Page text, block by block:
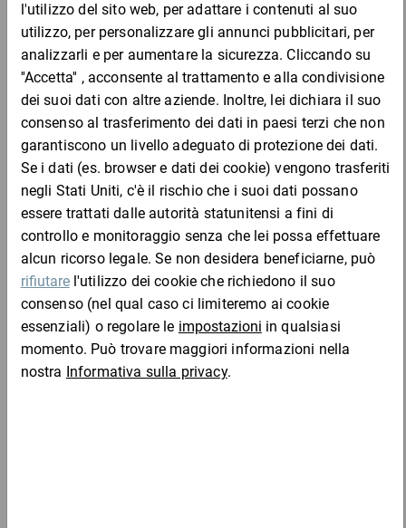
Codice
Quantità Prezzo Totale
Aggiungi al
carrello
889-
Da 6
2,98 €
0,87 €
per 1 Pezzo
5,22 €
Campione
B50t
Da 6
2,24 €
Da 36
1,22 €
per 1 Pezzo Campione